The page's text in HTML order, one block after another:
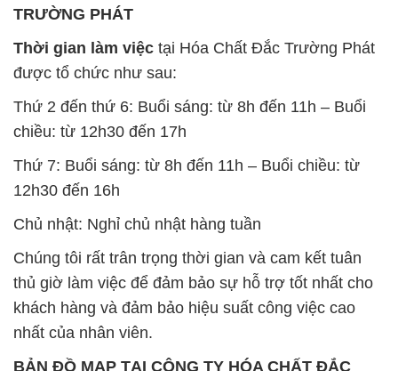
chiều: từ 12h30 đến 17h
Thứ 7: Buổi sáng: từ 8h đến 11h – Buổi chiều: từ
12h30 đến 16h
Chủ nhật: Nghỉ chủ nhật hàng tuần
thủ giờ làm việc để đảm bảo sự hỗ trợ tốt nhất cho
khách hàng và đảm bảo hiệu suất công việc cao
nhất của nhân viên.
BẢN ĐỒ MAP TẠI CÔNG TY HÓA CHẤT ĐẮC
TRƯỜNG PHÁT
ĐỊA CHỈ: 1229C Quốc lộ 1A, Phường Bình Trị
Đông B, Quận Bình Tân, Sài Gòn TP. Hồ Chí
Minh